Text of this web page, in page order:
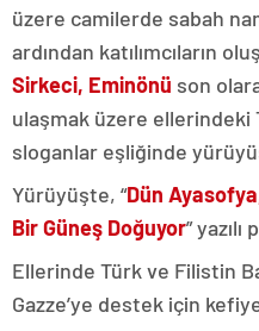
üzere camilerde sabah
ardından katılımcıların
Sirkeci, Eminönü son
ulaşmak üzere ellerindeki
sloganlar eşliğinde
Yürüyüşte, “Dün
Bir Güneş Doğuyor” yazılı
Ellerinde Türk ve Filistin
Gazze’ye destek için